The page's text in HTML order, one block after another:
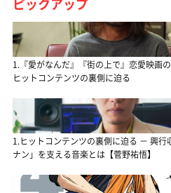
1.『愛がなんだ』『街の上で』恋愛映画
ヒットコンテンツの裏側に迫る
1.ヒットコンテンツの裏側に迫る － 興
ナン」を支える音楽とは【菅野祐悟】